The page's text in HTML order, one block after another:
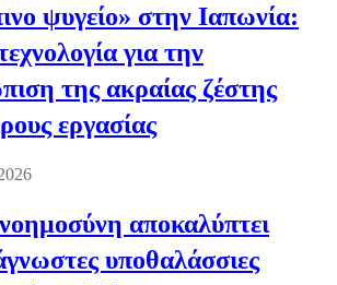
ψυγείο» στην Ιαπωνία:
για την
της ακραίας ζέστης
εργασίας
αποκαλύπτει
υποθαλάσσιες